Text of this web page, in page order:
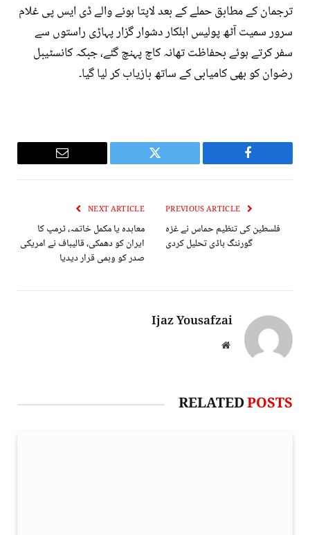
ترجمان کے مطابق حملے کے بعد لاپتا ہونے والے ڈی ایس پی غلام
سرور سمیت آٹھ پولیس اہلکار دشوار گزار پہاڑی راستوں سے
سفر کرتے ہوئے بحفاظت تھانہ کاچ پہنچ گئے، جبکہ کانسٹیبل
رضوان کو بھی کامیابی کے ساتھ بازیاب کر لیا گیا۔
Facebook
Twitter
Email
فلسطين کی تنظيم حماس نے غزہ
گورننگ باڈی تحلیل کردی
NEXT ARTICLE
معاہدہ یا مکمل خاتمہ، ٹرمپ کا
ایران کو دھمکی، قالیباف نے امریکی
صدر کو وہمی قرار دیدیا
Ijaz Yousafzai
Website
RELATEDPOSTS